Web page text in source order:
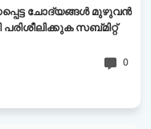
ചോദ്യങ്ങൾ മുഴുവൻ
സബ്മിറ്റ്
0